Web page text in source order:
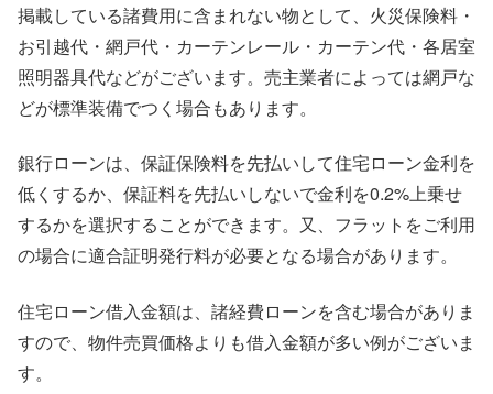
掲載している諸費用に含まれない物として、火災保険料・
お引越代・網戸代・カーテンレール・カーテン代・各居室
照明器具代などがございます。売主業者によっては網戸な
どが標準装備でつく場合もあります。
銀行ローンは、保証保険料を先払いして住宅ローン金利を
低くするか、保証料を先払いしないで金利を0.2%上乗せ
するかを選択することができます。又、フラットをご利用
の場合に適合証明発行料が必要となる場合があります。
住宅ローン借入金額は、諸経費ローンを含む場合がありま
すので、物件売買価格よりも借入金額が多い例がございま
す。